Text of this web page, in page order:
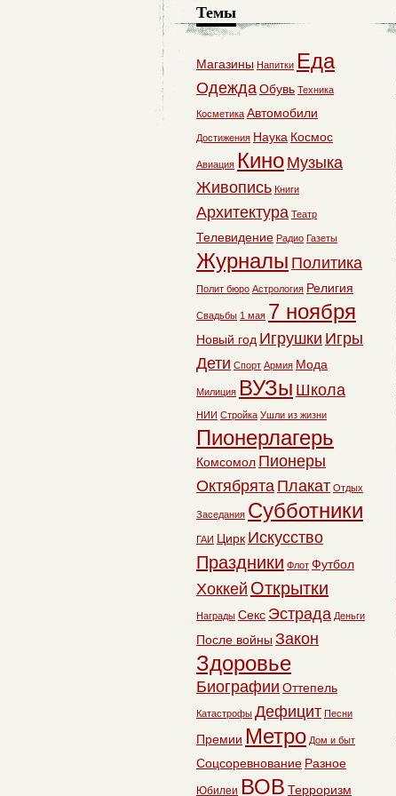
Темы
Магазины Напитки Еда
ОдеждаОбувь Техника
Косметика Автомобили
Достижения Наука Космос
Авиация Кино Музыка
Живопись Книги
Архитектура Театр
Телевидение Радио Газеты
Журналы Политика
Полит бюро Астрология Религия
Свадьбы 1 мая 7 ноября
Новый год Игрушки Игры
Дети Спорт Армия Мода
Милиция ВУЗы Школа
НИИ Стройка Ушли из жизни
Пионерлагерь
Комсомол Пионеры
Октябрята Плакат Отдых
Заседания Субботники
ГАИ Цирк Искусство
Праздники Флот Футбол
Хоккей Открытки
Награды Секс Эстрада Деньги
После войны Закон
Здоровье
Биографии Оттепель
Катастрофы Дефицит Песни
Премии Метро Дом и быт
Соцсоревнование Разное
Юбилеи ВОВ Терроризм